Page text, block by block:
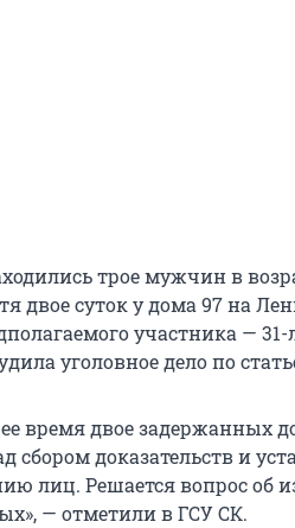
трое мужчин в
двое суток у дома 97 на
участника —
уголовное дело по
время двое задержанных
сбором доказательств и
лиц. Решается вопрос об
— отметили в ГСУ СК.